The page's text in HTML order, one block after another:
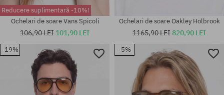
Reducere suplimentară -10%!
Ochelari de soare Vans Spicoli
106,90 LEI 101,90 LEI
Ochelari de soare Oakley Holbrook
1165,90 LEI820,90 LEI
-19% -5%